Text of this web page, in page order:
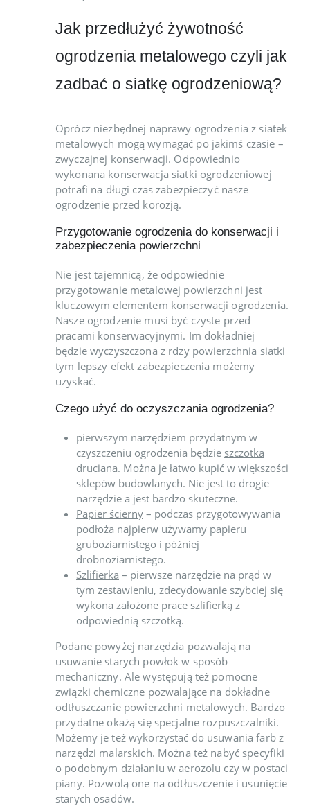
Jak przedłużyć żywotność
ogrodzenia metalowego czyli jak
zadbać o siatkę ogrodzeniową?
Oprócz niezbędnej naprawy ogrodzenia z siatek
metalowych mogą wymagać po jakimś czasie –
zwyczajnej konserwacji. Odpowiednio
wykonana konserwacja siatki ogrodzeniowej
potrafi na długi czas zabezpieczyć nasze
ogrodzenie przed korozją.
Przygotowanie ogrodzenia do konserwacji i
zabezpieczenia powierzchni
Nie jest tajemnicą, że odpowiednie
przygotowanie metalowej powierzchni jest
kluczowym elementem konserwacji ogrodzenia.
Nasze ogrodzenie musi być czyste przed
pracami konserwacyjnymi. Im dokładniej
będzie wyczyszczona z rdzy powierzchnia siatki
tym lepszy efekt zabezpieczenia możemy
uzyskać.
Czego użyć do oczyszczania ogrodzenia?
pierwszym narzędziem przydatnym w
czyszczeniu ogrodzenia będzie szczotka
druciana. Można je łatwo kupić w większości
sklepów budowlanych. Nie jest to drogie
narzędzie a jest bardzo skuteczne.
Papier ścierny – podczas przygotowywania
podłoża najpierw używamy papieru
gruboziarnistego i później
drobnoziarnistego.
Szlifierka – pierwsze narzędzie na prąd w
tym zestawieniu, zdecydowanie szybciej się
wykona założone prace szlifierką z
odpowiednią szczotką.
Podane powyżej narzędzia pozwalają na
usuwanie starych powłok w sposób
mechaniczny. Ale występują też pomocne
związki chemiczne pozwalające na dokładne
odtłuszczanie powierzchni metalowych. Bardzo
przydatne okażą się specjalne rozpuszczalniki.
Możemy je też wykorzystać do usuwania farb z
narzędzi malarskich. Można też nabyć specyfiki
o podobnym działaniu w aerozolu czy w postaci
piany. Pozwolą one na odtłuszczenie i usunięcie
starych osadów.